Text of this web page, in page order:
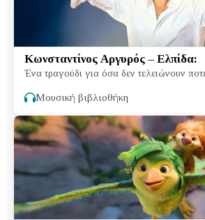
Κωνσταντίνος Αργυρός – Ελπίδα:
Ένα τραγούδι για όσα δεν τελειώνουν
Μουσική βιβλιοθήκη